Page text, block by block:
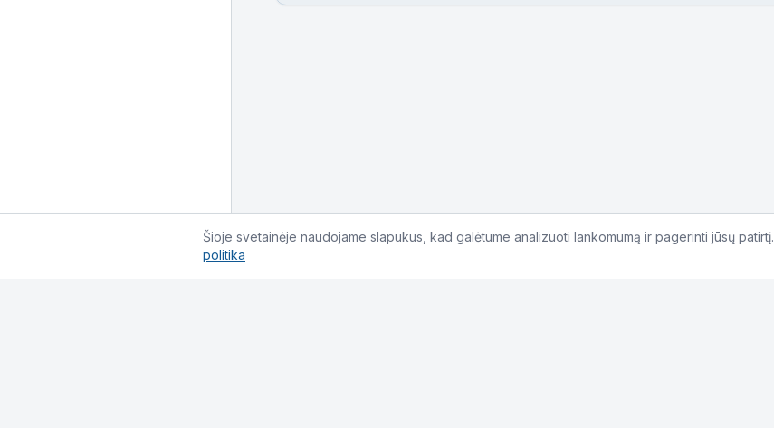
Šioje svetainėje naudojame slapukus, kad galėtume analizuoti lankomumą ir pagerinti jūsų patirtį.
politika